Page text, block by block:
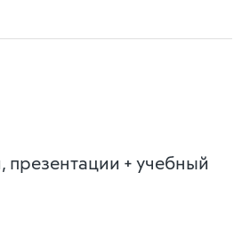
презентации + учебный